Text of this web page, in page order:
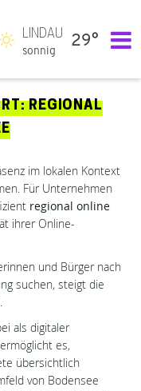
LINDAU
sonnig
29°
REGIONAL
im lokalen Kontext
Für Unternehmen
regional online
ihrer Online-
und Bürger nach
suchen, steigt die
als digitaler
es,
übersichtlich
von Bodensee